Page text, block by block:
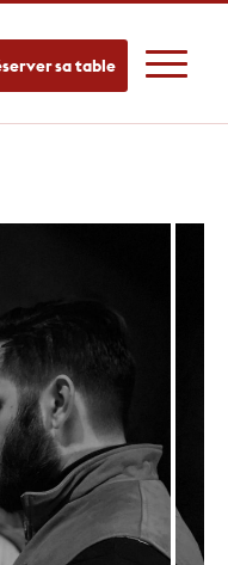
sa table